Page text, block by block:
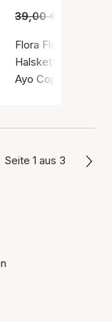
19,00 €
Earrings
/
39,00 €
Flora Flower
Halskette,
Ayo Copenhagen
Seite 1 aus 3